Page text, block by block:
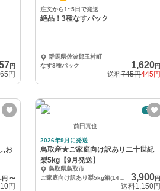
円
円
注文から1~5日で発送
絶品！3種なすパック
群馬県佐波郡玉村町
なす3種パック
1,620円
+送料745円445円
,お
円〜
円
予約
前田真也
2026年9月に発送
鳥取産★ご家庭向け訳あり二十世紀
梨5kg【9月発送】
鳥取県鳥取市
3,900円
+送料1,150円